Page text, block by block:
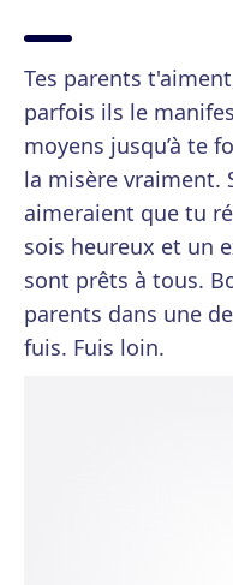
Tes parents
parfois ils le
moyens jusqu’à te
la misère vraiment.
aimeraient que tu
sois heureux et un
sont prêts à tous.
parents dans une
fuis. Fuis loin.